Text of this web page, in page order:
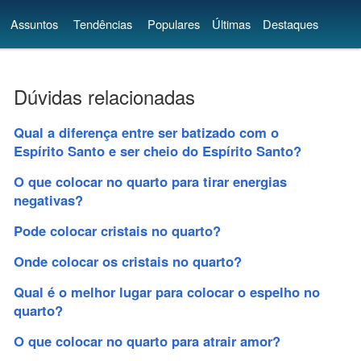
Assuntos Tendências Populares Últimas Destaques
Dúvidas relacionadas
Qual a diferença entre ser batizado com o
Espírito Santo e ser cheio do Espírito Santo?
O que colocar no quarto para tirar energias
negativas?
Pode colocar cristais no quarto?
Onde colocar os cristais no quarto?
Qual é o melhor lugar para colocar o espelho no
quarto?
O que colocar no quarto para atrair amor?